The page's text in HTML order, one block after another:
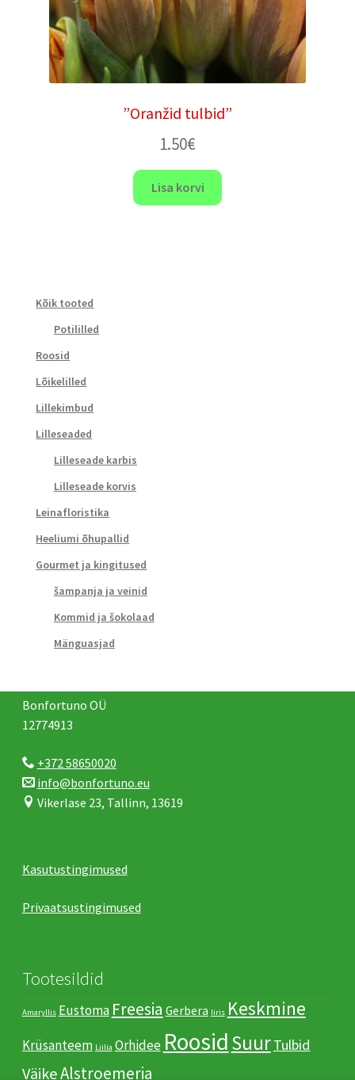
”Oranžid tulbid”
1.50€
Lisa korvi
Kõik tooted
Potililled
Roosid
Lõikelilled
Lillekimbud
Lilleseaded
Lilleseade karbis
Lilleseade korvis
Leinafloristika
Heeliumi õhupallid
Gourmet ja kingitused
šampanja ja veinid
Kommid ja šokolaad
Mänguasjad
Bonfortuno OÜ
12774913
+372 58650020
info@bonfortuno.eu
Vikerlase 23, Tallinn, 13619
Kasutustingimused
Privaatsustingimused
Tootesildid
Amaryllis Eustoma Freesia Gerbera Iiris Keskmine
Krüsanteem Liilia Orhidee RoosidSuurTulbid
VäikeАlstroemeria